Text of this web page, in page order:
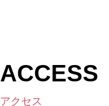
ACCESS
アクセス